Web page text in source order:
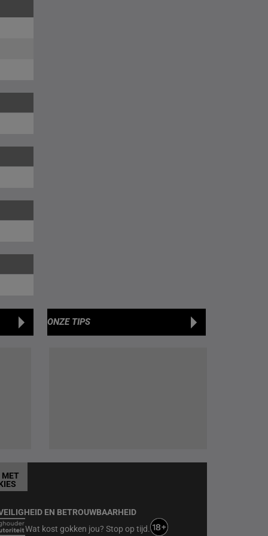
ONZE TIPS
EN BETROUWBAARHEID
Wat kost gokken jou? Stop op tijd.